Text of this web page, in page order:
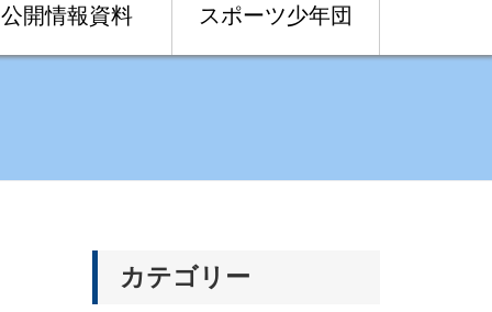
公開情報資料 スポーツ少年団
カテゴリー